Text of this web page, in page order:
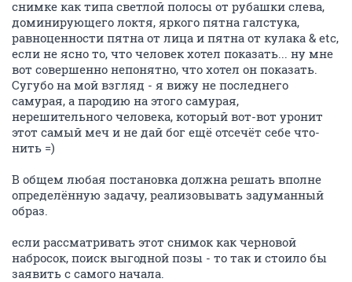
снимке как типа светлой полосы от рубашки слева,
доминирующего локтя, яркого пятна галстука,
равноценности пятна от лица и пятна от кулака & etc,
если не ясно то, что человек хотел показать... ну мне
вот совершенно непонятно, что хотел он показать.
Сугубо на мой взгляд - я вижу не последнего
самурая, а пародию на этого самурая,
нерешительного человека, который вот-вот уронит
этот самый меч и не дай бог ещё отсечёт себе что-
нить =)
В общем любая постановка должна решать вполне
определённую задачу, реализовывать задуманный
образ.
если рассматривать этот снимок как черновой
набросок, поиск выгодной позы - то так и стоило бы
заявить с самого начала.